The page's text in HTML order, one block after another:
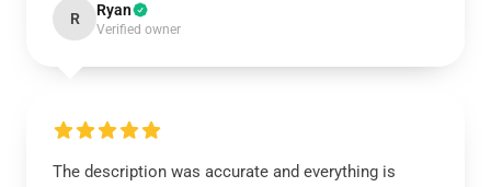
R Ryan
Verified owner
The description was accurate and everything is